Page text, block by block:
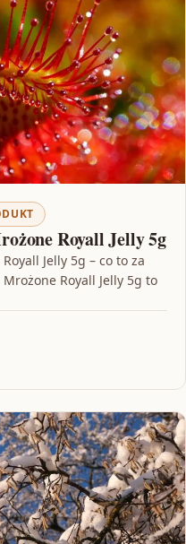
Royall Jelly 5g
Jelly 5g – co to za
Royall Jelly 5g to